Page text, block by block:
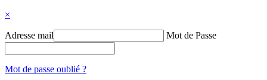
×
Adresse mail Mot de Passe
Mot de passe oublié ?